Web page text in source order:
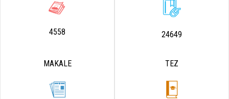
4558 24649
MAKALE TEZ